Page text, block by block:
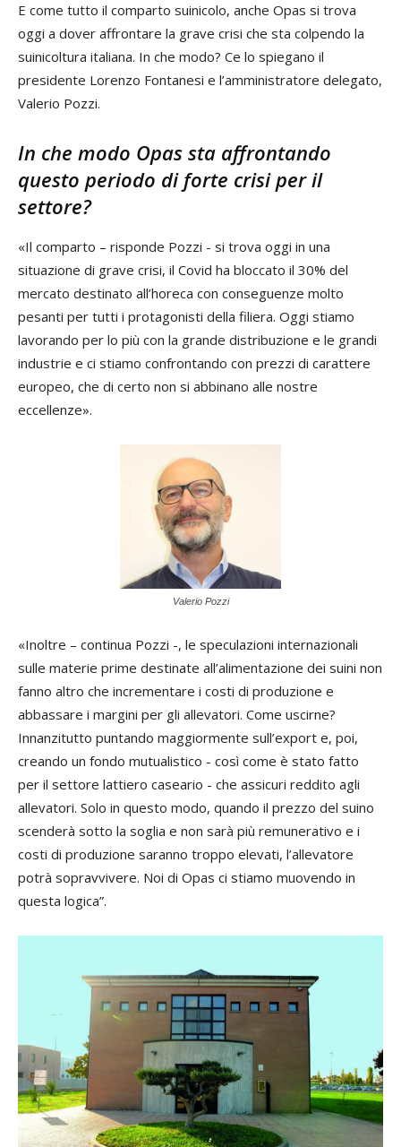
E come tutto il comparto suinicolo, anche Opas si trova
oggi a dover affrontare la grave crisi che sta colpendo la
suinicoltura italiana. In che modo? Ce lo spiegano il
presidente Lorenzo Fontanesi e l’amministratore delegato,
Valerio Pozzi.
In che modo Opas sta affrontando
questo periodo di forte crisi per il
settore?
«Il comparto – risponde Pozzi - si trova oggi in una
situazione di grave crisi, il Covid ha bloccato il 30% del
mercato destinato all’horeca con conseguenze molto
pesanti per tutti i protagonisti della filiera. Oggi stiamo
lavorando per lo più con la grande distribuzione e le grandi
industrie e ci stiamo confrontando con prezzi di carattere
europeo, che di certo non si abbinano alle nostre
eccellenze».
Valerio Pozzi
«Inoltre – continua Pozzi -, le speculazioni internazionali
sulle materie prime destinate all’alimentazione dei suini non
fanno altro che incrementare i costi di produzione e
abbassare i margini per gli allevatori. Come uscirne?
Innanzitutto puntando maggiormente sull’export e, poi,
creando un fondo mutualistico - così come è stato fatto
per il settore lattiero caseario - che assicuri reddito agli
allevatori. Solo in questo modo, quando il prezzo del suino
scenderà sotto la soglia e non sarà più remunerativo e i
costi di produzione saranno troppo elevati, l’allevatore
potrà sopravvivere. Noi di Opas ci stiamo muovendo in
questa logica”.